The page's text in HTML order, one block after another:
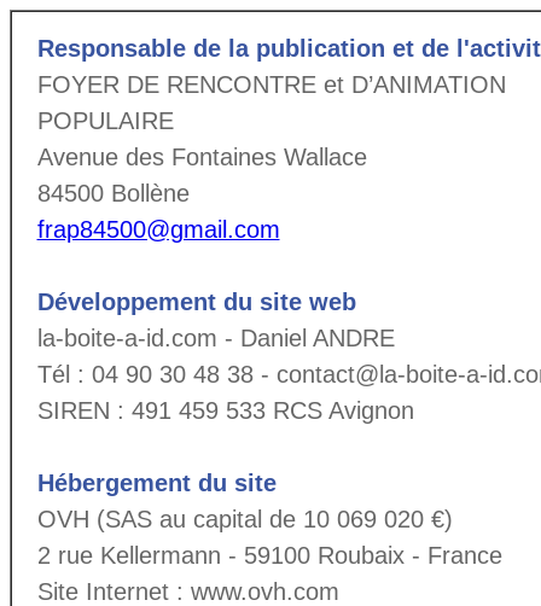
Responsable de la publication et de
FOYER DE RENCONTRE et D’ANIMATION
POPULAIRE
Avenue des Fontaines Wallace
84500 Bollène
frap84500@gmail.com
Développement du site web
la-boite-a-id.com - Daniel ANDRE
Tél : 04 90 30 48 38 - contact@la-boite-a-
SIREN : 491 459 533 RCS Avignon
Hébergement du site
OVH (SAS au capital de 10 069 020 €)
2 rue Kellermann - 59100 Roubaix - France
Site Internet : www.ovh.com